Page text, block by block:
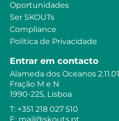
Oportunidades
Ser SKOUTs
Compliance
Política de Privacidade
Entrar em contacto
Alameda dos Oceanos 2.11.01
Fração M e N
1990-225, Lisboa
T: +351 218 027 510